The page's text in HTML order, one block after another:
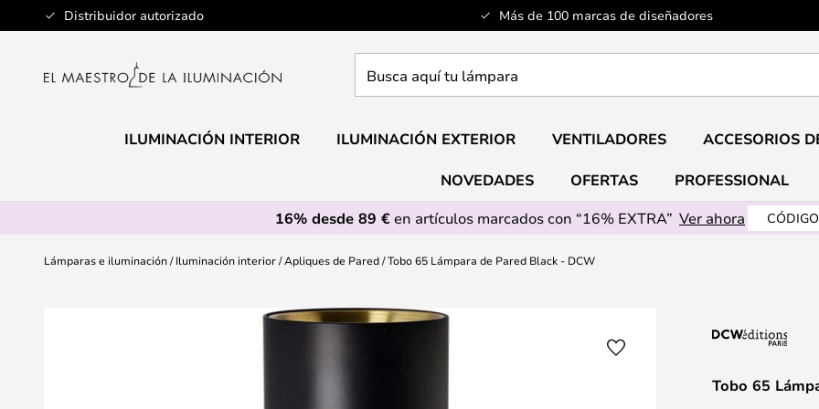
Distribuidor autorizado Más de 100 marcas de diseñadores
Ir
al
aquí
lámpara
ILUMINACIÓN INTERIOR ILUMINACIÓN EXTERIOR VENTILADORES ACCESORIOS
NOVEDADES OFERTAS
PROFESSIONAL
16% desde 89 €en artículos marcados con “16% EXTRA” Ver ahora
Lámparas e iluminación Iluminación interior Apliques de Pared Tobo 65 Lámpara de Pared Black - DCW
Tobo 65